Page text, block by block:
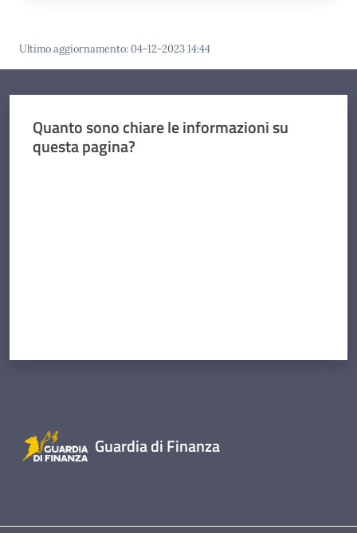
Ultimo aggiornamento:04-12-2023 14:44
Quanto sono chiare le informazioni su
questa pagina?
Guardia di Finanza